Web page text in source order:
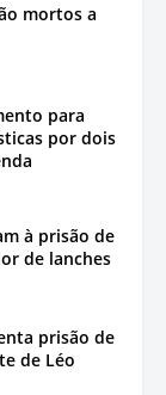
mortos a
para
por dois
à prisão de
de lanches
prisão de
de Léo